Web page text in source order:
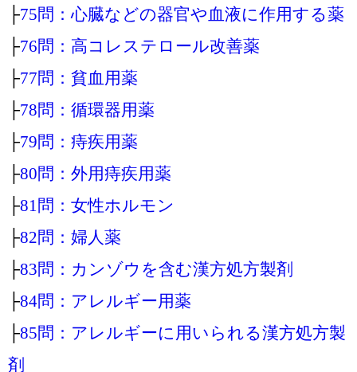
├75問：心臓などの器官や血液に作用する薬
├76問：高コレステロール改善薬
├77問：貧血用薬
├78問：循環器用薬
├79問：痔疾用薬
├80問：外用痔疾用薬
├81問：女性ホルモン
├82問：婦人薬
├83問：カンゾウを含む漢方処方製剤
├84問：アレルギー用薬
├85問：アレルギーに用いられる漢方処方製
剤